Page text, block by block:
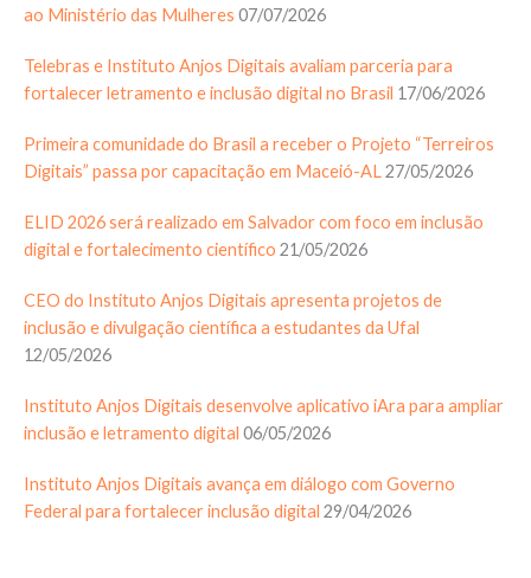
ao Ministério das Mulheres 07/07/2026
Telebras e Instituto Anjos Digitais avaliam parceria para
fortalecer letramento e inclusão digital no Brasil 17/06/2026
Primeira comunidade do Brasil a receber o Projeto “Terreiros
Digitais” passa por capacitação em Maceió-AL27/05/2026
ELID 2026 será realizado em Salvador com foco em inclusão
digital e fortalecimento científico 21/05/2026
CEO do Instituto Anjos Digitais apresenta projetos de
inclusão e divulgação científica a estudantes da Ufal
12/05/2026
Instituto Anjos Digitais desenvolve aplicativo iAra para ampliar
inclusão e letramento digital 06/05/2026
Instituto Anjos Digitais avança em diálogo com Governo
Federal para fortalecer inclusão digital 29/04/2026